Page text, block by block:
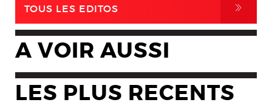
TOUS LES EDITOS ,
A VOIR AUSSI
LES PLUS RECENTS